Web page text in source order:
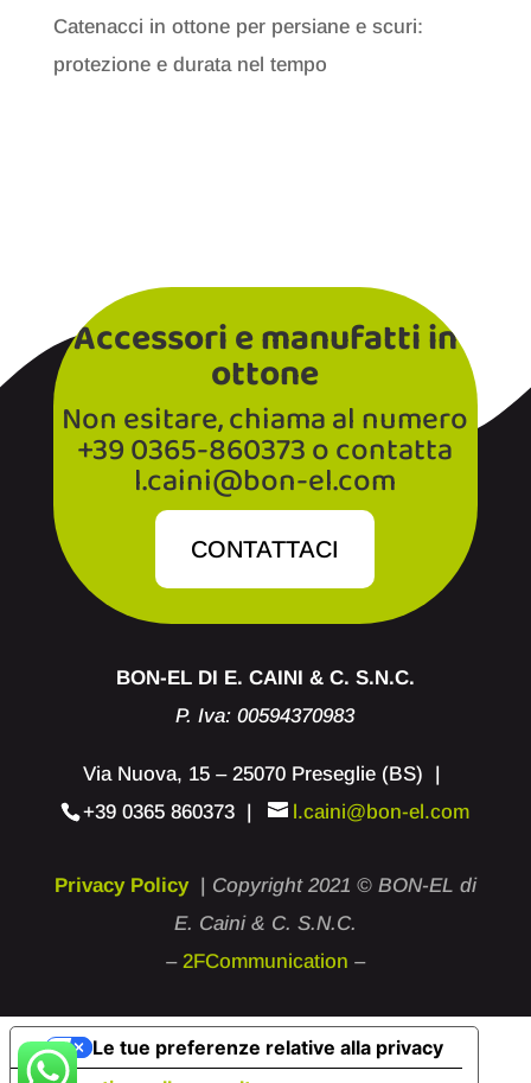
Catenacci in ottone per persiane e scuri:
protezione e durata nel tempo
Accessori e manufatti in
ottone
Non esitare, chiama al numero
+39 0365-860373 o contatta
l.caini@bon-el.com
CONTATTACI
BON-EL DI E. CAINI & C. S.N.C.
P. Iva: 00594370983
Via Nuova, 15 – 25070 Preseglie (BS) |
+39 0365 860373 | l.caini@bon-el.com
Privacy Policy| Copyright 2021 © BON-EL di
E. Caini & C. S.N.C.
– 2FCommunication –
Le tue preferenze relative alla privacy